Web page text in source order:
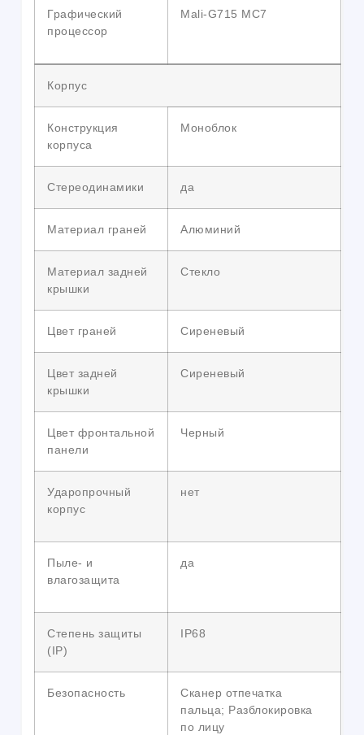
Графический
процессор
Mali-G715 MC7
Корпус
Конструкция
корпуса
Моноблок
Стереодинамики да
Материал граней Алюминий
Материал задней
крышки
Стекло
Цвет граней Сиреневый
Цвет задней
крышки
Сиреневый
Цвет фронтальной
панели
Черный
Ударопрочный
корпус
нет
Пыле- и
влагозащита
да
Степень защиты
(IP)
IP68
Безопасность
Сканер отпечатка
пальца; Разблокировка
по лицу